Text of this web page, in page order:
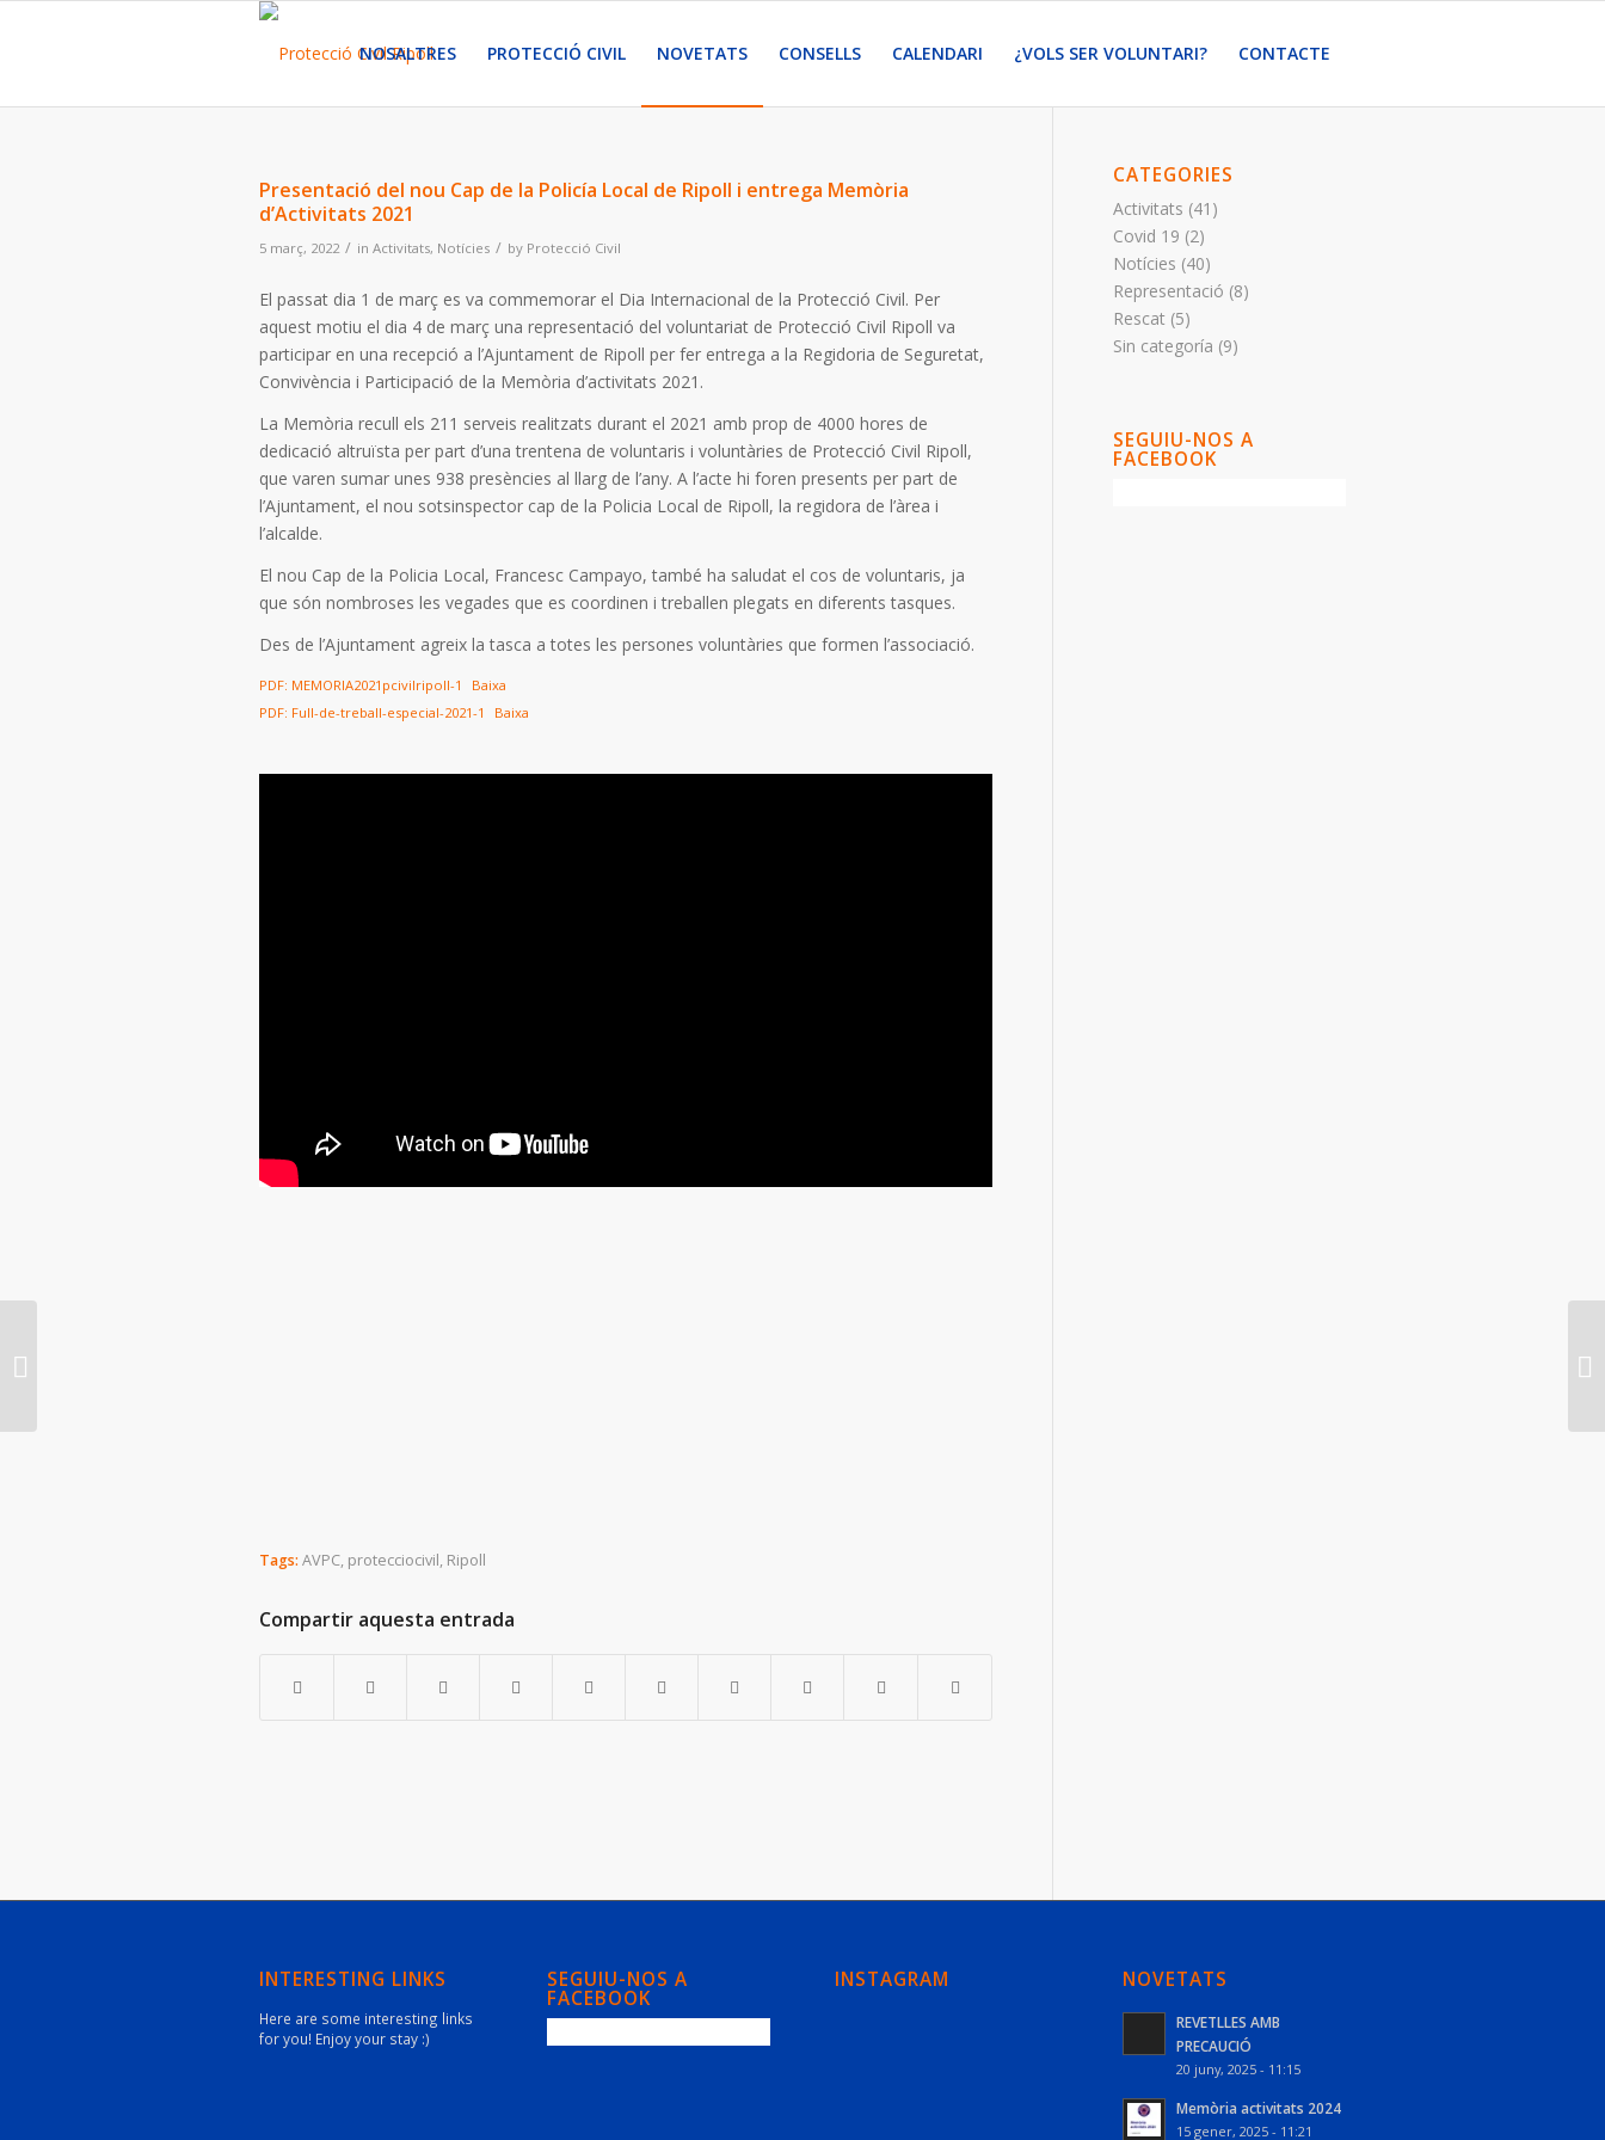
NOSALTRES PROTECCIÓ CIVIL NOVETATS CONSELLS CALENDARI ¿VOLS SER VOLUNTARI? CONTACTE
Presentació del nou Cap de la Policía Local de Ripoll i entrega Memòria
d’Activitats 2021
5 març, 2022 / in Activitats, Notícies / by Protecció Civil
El passat dia 1 de març es va commemorar el Dia Internacional de la Protecció Civil. Per
aquest motiu el dia 4 de març una representació del voluntariat de Protecció Civil Ripoll va
participar en una recepció a l’Ajuntament de Ripoll per fer entrega a la Regidoria de Seguretat,
Convivència i Participació de la Memòria d’activitats 2021.
La Memòria recull els 211 serveis realitzats durant el 2021 amb prop de 4000 hores de
dedicació altruïsta per part d’una trentena de voluntaris i voluntàries de Protecció Civil Ripoll,
que varen sumar unes 938 presències al llarg de l’any. A l’acte hi foren presents per part de
l’Ajuntament, el nou sotsinspector cap de la Policia Local de Ripoll, la regidora de l’àrea i
l’alcalde.
El nou Cap de la Policia Local, Francesc Campayo, també ha saludat el cos de voluntaris, ja
que són nombroses les vegades que es coordinen i treballen plegats en diferents tasques. ⁣⁣
Des de l’Ajuntament agreix la tasca a totes les persones voluntàries que formen l’associació.⁣
PDF: MEMORIA2021pcivilripoll-1
Baixa
PDF: Full-de-treball-especial-2021-1
Baixa
Tags: AVPC, protecciocivil, Ripoll
Compartir aquesta entrada
CATEGORIES
Activitats (41)
Covid 19 (2)
Notícies (40)
Representació (8)
Rescat (5)
Sin categoría (9)
SEGUIU-NOS A
FACEBOOK
INTERESTING LINKS
Here are some interesting links
for you! Enjoy your stay :)
SEGUIU-NOS A
FACEBOOK
INSTAGRAM NOVETATS
REVETLLES AMB
PRECAUCIÓ
20 juny, 2025 - 11:15
Memòria activitats 2024
15 gener, 2025 - 11:21